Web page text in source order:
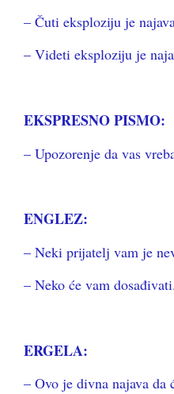
– Čuti eksploziju je
– Videti eksploziju je
EKSPRESNO PISMO:
– Upozorenje da vas
ENGLEZ:
– Neki prijatelj vam je
– Neko će vam dosađivati.
ERGELA:
– Ovo je divna najava da